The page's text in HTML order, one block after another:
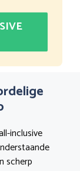
inclusive
scherp